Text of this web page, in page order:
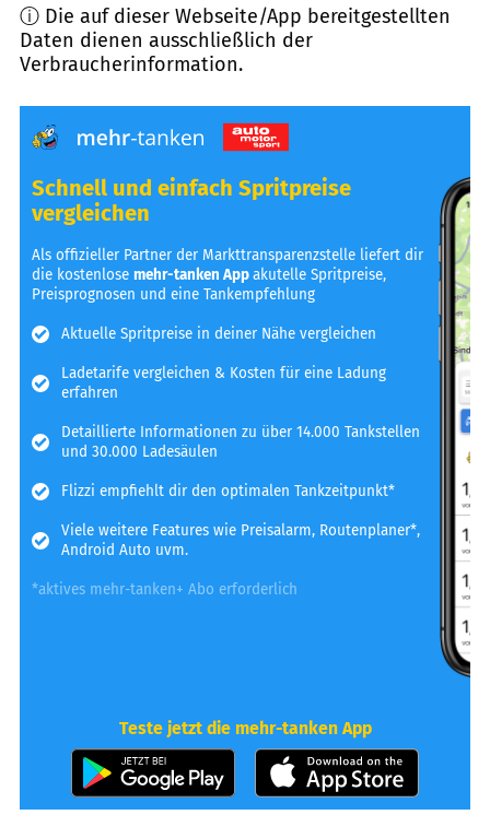
ⓘ Die auf dieser Webseite/App bereitgestellten
Daten dienen ausschließlich der
Verbraucherinformation.
Schnell und einfach Spritpreise
vergleichen
Als offizieller Partner der Markttransparenzstelle liefert dir
die kostenlosemehr-tanken Appakutelle Spritpreise,
Preisprognosen und eine Tankempfehlung
Aktuelle Spritpreise in deiner Nähe vergleichen
Ladetarife vergleichen & Kosten für eine Ladung
erfahren
Detaillierte Informationen zu über 14.000 Tankstellen
und 30.000 Ladesäulen
Flizzi empfiehlt dir den optimalen Tankzeitpunkt*
Viele weitere Features wie Preisalarm, Routenplaner*,
Android Auto uvm.
*aktives mehr-tanken+ Abo erforderlich
Teste jetzt die mehr-tanken App